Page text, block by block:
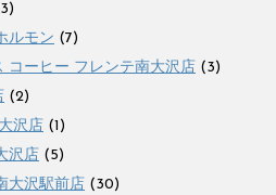
ルモン (7)
コーヒー フレンテ南大沢店 (3)
(2)
沢店 (1)
沢店 (5)
大沢駅前店 (30)